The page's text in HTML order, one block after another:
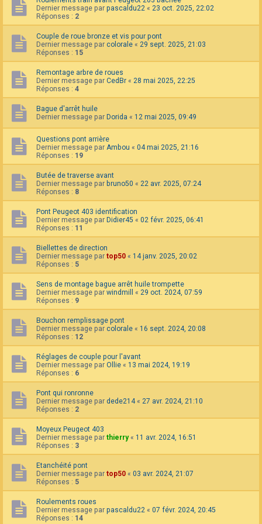
Dernier message par pascaldu22 « 23 oct. 2025, 22:02
Réponses : 2
Couple de roue bronze et vis pour pont
Dernier message par colorale « 29 sept. 2025, 21:03
Réponses : 15
Remontage arbre de roues
Dernier message par CedBr « 28 mai 2025, 22:25
Réponses : 4
Bague d'arrêt huile
Dernier message par Dorida « 12 mai 2025, 09:49
Questions pont arrière
Dernier message par Ambou « 04 mai 2025, 21:16
Réponses : 19
Butée de traverse avant
Dernier message par bruno50 « 22 avr. 2025, 07:24
Réponses : 8
Pont Peugeot 403 identification
Dernier message par Didier45 « 02 févr. 2025, 06:41
Réponses : 11
Biellettes de direction
Dernier message par top50 « 14 janv. 2025, 20:02
Réponses : 5
Sens de montage bague arrêt huile trompette
Dernier message par windmill « 29 oct. 2024, 07:59
Réponses : 9
Bouchon remplissage pont
Dernier message par colorale « 16 sept. 2024, 20:08
Réponses : 12
Réglages de couple pour l'avant
Dernier message par Ollie « 13 mai 2024, 19:19
Réponses : 6
Pont qui ronronne
Dernier message par dede214« 27 avr. 2024, 21:10
Réponses : 2
Moyeux Peugeot 403
Dernier message par thierry« 11 avr. 2024, 16:51
Réponses : 3
Etanchéité pont
Dernier message par top50 « 03 avr. 2024, 21:07
Réponses : 5
Roulements roues
Dernier message par pascaldu22 « 07 févr. 2024, 20:45
Réponses : 14